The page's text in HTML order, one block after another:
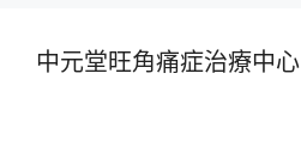
中元堂旺角痛症治療中心